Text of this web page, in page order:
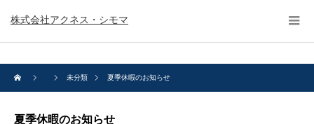
株式会社アクネス・シモマ
未分類 夏季休暇のお知らせ
夏季休暇のお知らせ